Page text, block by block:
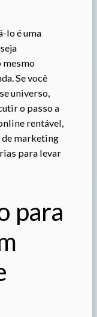
lo é uma
mesmo
Se você
universo,
o passo a
rentável,
marketing
para levar
para